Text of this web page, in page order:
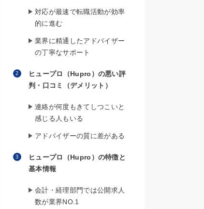
対応が最速で転職活動が効率
的に進む
業界に精通したアドバイザー
の丁寧なサポート
ヒュープロ（Hupro）の悪い評
判・口コミ（デメリット）
連絡が何度もきてしつこいと
感じる人もいる
アドバイザーの質に差がある
ヒュープロ（Hupro）の特徴と
基本情報
会計・経理部門では公開求人
数が業界NO.1